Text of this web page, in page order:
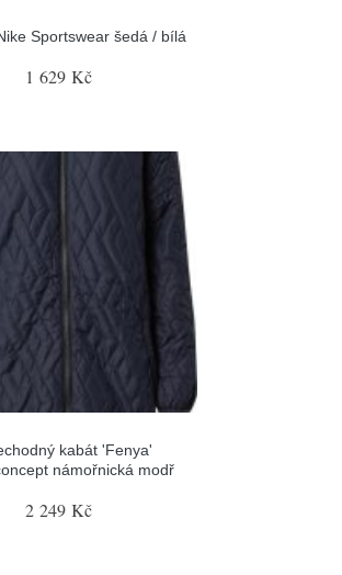
Sportswear šedá / bílá
1 629 Kč
kabát 'Fenya'
námořnická modř
2 249 Kč